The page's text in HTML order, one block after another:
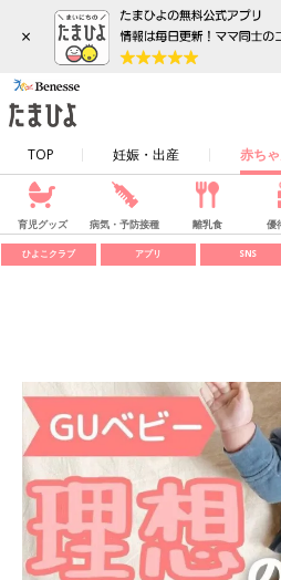
×
TOP 妊娠・出産 赤ち
育児グッズ 病気・予防接種 離乳食 優
ひよこクラブ アプリ SNS